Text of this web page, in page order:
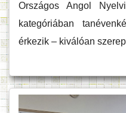
Országos Angol
kategóriában
érkezik – kiválóan